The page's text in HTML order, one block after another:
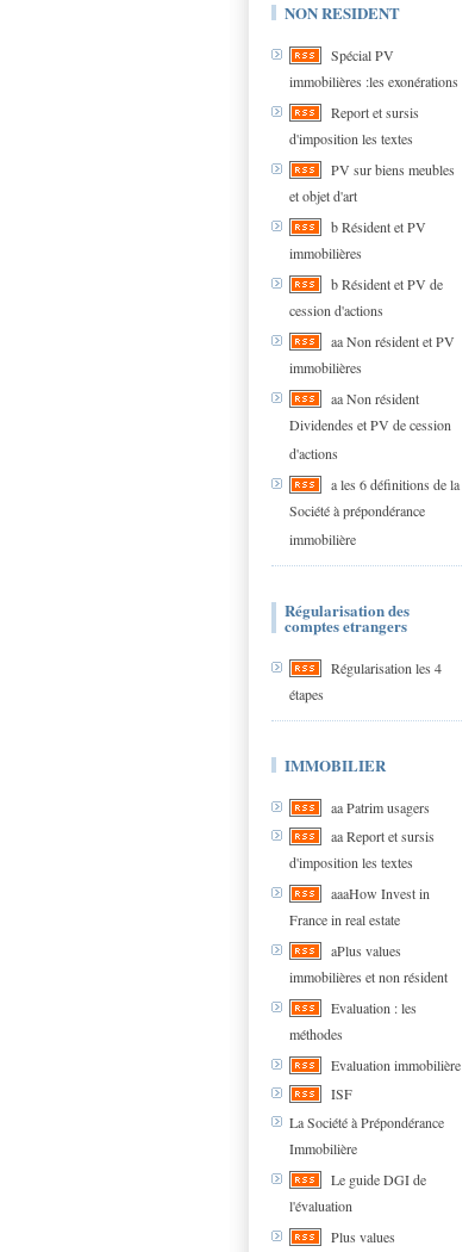
NON RESIDENT
Spécial PV
immobilières :les exonérations
Report et sursis
d'imposition les textes
PV sur biens meubles
et objet d'art
b Résident et PV
immobilières
b Résident et PV de
cession d'actions
aa Non résident et PV
immobilières
aa Non résident
Dividendes et PV de cession
d'actions
a les 6 définitions de la
Société à prépondérance
immobilière
Régularisation des
comptes etrangers
Régularisation les 4
étapes
IMMOBILIER
aa Patrim usagers
aa Report et sursis
d'imposition les textes
aaaHow Invest in
France in real estate
aPlus values
immobilières et non résident
Evaluation : les
méthodes
Evaluation immobilière
ISF
La Société à Prépondérance
Immobilière
Le guide DGI de
l'évaluation
Plus values